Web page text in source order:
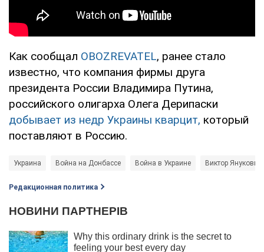
Как сообщал OBOZREVATEL, ранее стало
известно, что компания фирмы друга
президента России Владимира Путина,
российского олигарха Олега Дерипаски
добывает из недр Украины кварцит, который
поставляют в Россию.
Украина Война на Донбассе Война в Украине Виктор Янукович
Редакционная политика